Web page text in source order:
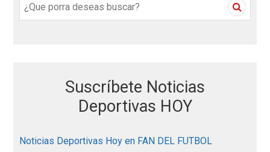
e
Suscríbete Noticias
Deportivas HOY
Noticias Deportivas Hoy en FAN DEL FUTBOL